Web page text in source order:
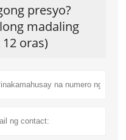
presyo?
madaling
oras)